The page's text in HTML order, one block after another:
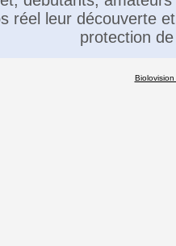
réel leur découverte
protection
Biolovision